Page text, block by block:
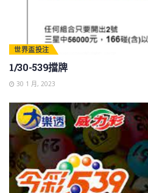
世界盃投注
1/30-539擋牌
30 1 月, 2023